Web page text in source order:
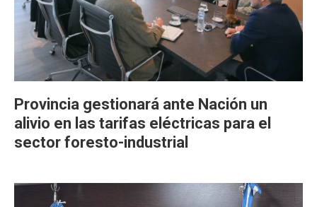
Provincia gestionará ante Nación un
alivio en las tarifas eléctricas para el
sector foresto-industrial